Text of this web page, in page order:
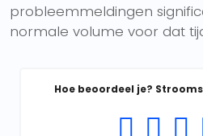
probleemmeldingen
normale volume voor dat
Hoe beoordeel je?